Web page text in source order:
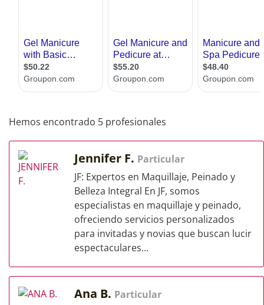
Hemos encontrado 5 profesionales
Jennifer F. Particular
JF: Expertos en Maquillaje, Peinado y
Belleza Integral En JF, somos
especialistas en maquillaje y peinado,
ofreciendo servicios personalizados
para invitadas y novias que buscan lucir
espectaculares...
Ana B. Particular